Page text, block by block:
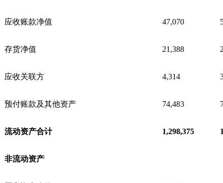
应收账款净值 47,070
存货净值 21,388
应收关联方 4,314
预付账款及其他资产 74,483
流动资产合计 1,298,375
非流动资产